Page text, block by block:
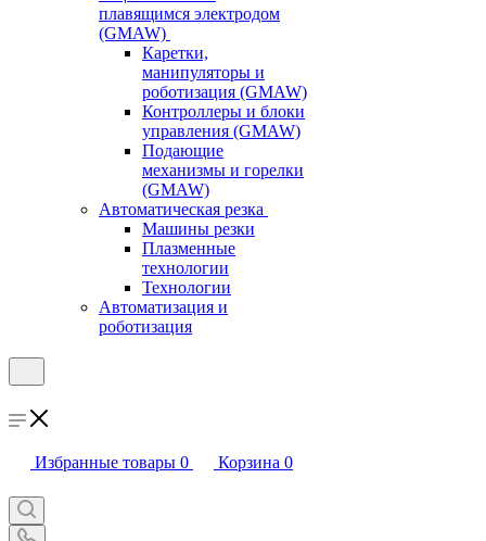
плавящимся электродом
(GMAW)
Каретки,
манипуляторы и
роботизация (GMAW)
Контроллеры и блоки
управления (GMAW)
Подающие
механизмы и горелки
(GMAW)
Автоматическая резка
Машины резки
Плазменные
технологии
Технологии
Автоматизация и
роботизация
Избранные товары 0 Корзина 0